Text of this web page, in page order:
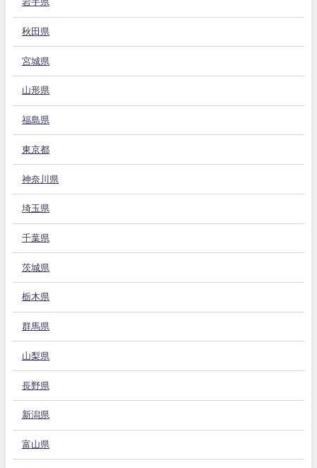
岩手県
秋田県
宮城県
山形県
福島県
東京都
神奈川県
埼玉県
千葉県
茨城県
栃木県
群馬県
山梨県
長野県
新潟県
富山県